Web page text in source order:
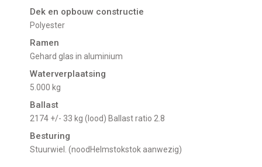
Dek en opbouw constructie
Polyester
Ramen
Gehard glas in aluminium
Waterverplaatsing
5.000 kg
Ballast
2174 +/- 33 kg (lood) Ballast ratio 2.8
Besturing
Stuurwiel. (noodHelmstokstok aanwezig)